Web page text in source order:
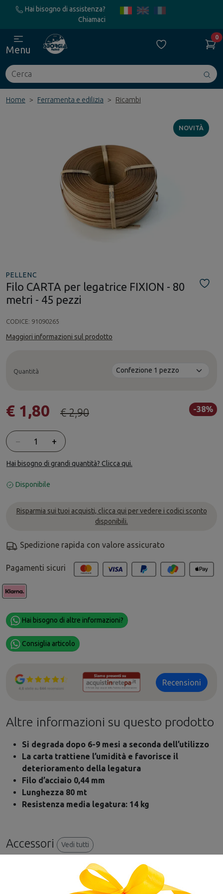
Hai bisogno di assistenza?
Chiamaci
Cerca
0
Menu
Home Ferramenta e edilizia Ricambi
NOVITÀ
PELLENC
Filo CARTA per legatrice FIXION - 80
metri - 45 pezzi
CODICE: 91090265
Maggiori informazioni sul prodotto
Quantità
-38%
€ 1,80 € 2,90
Quantità
− +
Hai bisogno di grandi quantità? Clicca qui.
Disponibile
Risparmia sui tuoi acquisti, clicca qui per vedere i codici sconto
disponibili.
Spedizione rapida con valore assicurato
Pagamenti sicuri
Hai bisogno di altre informazioni?
Consiglia articolo
Recensioni
Altre informazioni su questo prodotto
Si degrada dopo 6-9 mesi a seconda dell’utilizzo
La carta trattiene l’umidità e favorisce il
deterioramento della legatura
Filo d’acciaio 0,44 mm
Lunghezza 80 mt
Resistenza media legatura: 14 kg
Accessori Vedi tutti